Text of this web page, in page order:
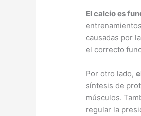
El calcio es
causadas por
el correcto
Por otro lado,
síntesis de
músculos.
regular la